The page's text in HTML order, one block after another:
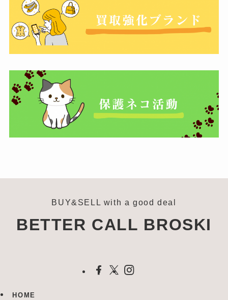
BUY&SELL with a good deal
BETTER CALL BROSKI
HOME